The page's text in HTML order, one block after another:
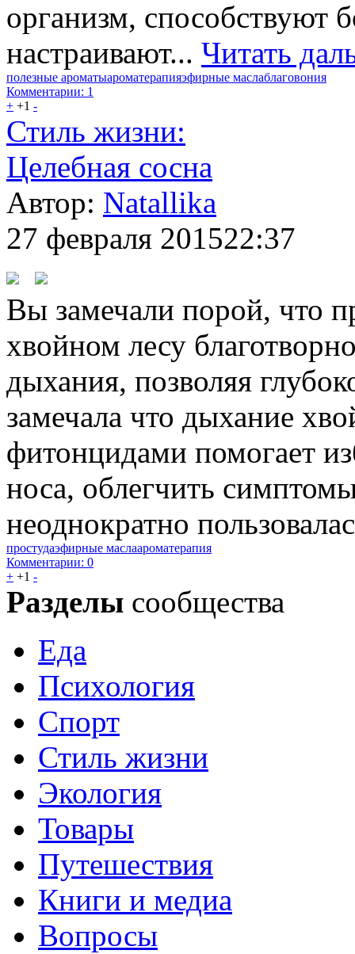
организм, способствуют
настраивают... Читать
полезные ароматыароматерапияэфирные маслаблаговония
Комментарии: 1
+ +1 -
Стиль жизни:
Целебная сосна
Автор: Natallika
27 февраля 201522:37
Вы замечали порой, что
хвойном лесу
дыхания, позволяя
замечала что дыхание
фитонцидами помогает
носа, облегчить
неоднократно
простудаэфирные маслаароматерапия
Комментарии: 0
+ +1 -
Разделы сообщества
Еда
Психология
Спорт
Стиль жизни
Экология
Товары
Путешествия
Книги и медиа
Вопросы